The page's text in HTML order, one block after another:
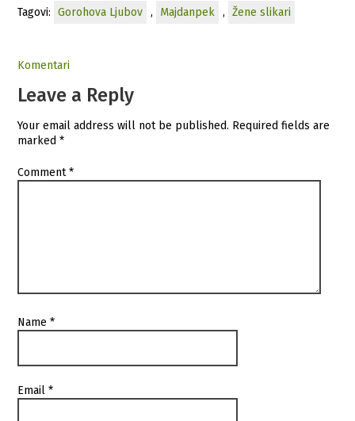
Tagovi: Gorohova Ljubov , Majdanpek , Žene slikari
Komentari
Leave a Reply
Your email address will not be published. Required fields are
marked*
Comment*
Name*
Email*